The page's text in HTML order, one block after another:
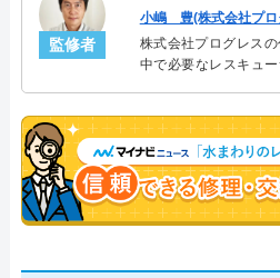
監修者
小嶋 豊(株式会社プロ
株式会社プログレス
中で必要なレスキュ
決。多くのお客様に
ャリスト。